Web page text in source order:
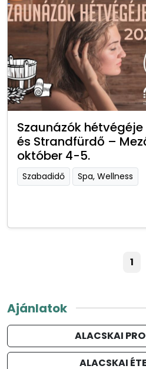
Szaunázók
és Strandfürdő –
október 4-5.
Szabadidő Spa, Wellness
1
Ajánlatok
ALACSKAI
ALACSKAI